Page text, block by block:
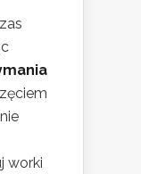
worki